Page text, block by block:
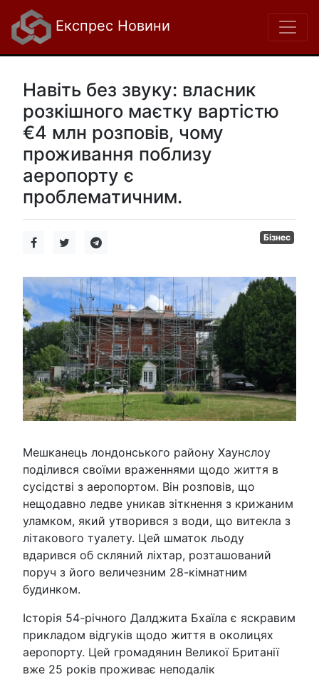
Експрес Новини
Навіть без звуку: власник
розкішного маєтку вартістю
€4 млн розповів, чому
проживання поблизу
аеропорту є
проблематичним.
Бізнес
Мешканець лондонського району Хаунслоу
поділився своїми враженнями щодо життя в
сусідстві з аеропортом. Він розповів, що
нещодавно ледве уникав зіткнення з крижаним
уламком, який утворився з води, що витекла з
літакового туалету. Цей шматок льоду
вдарився об скляний ліхтар, розташований
поруч з його величезним 28-кімнатним
будинком.
Історія 54-річного Далджита Бхаїла є яскравим
прикладом відгуків щодо життя в околицях
аеропорту. Цей громадянин Великої Британії
вже 25 років проживає неподалік